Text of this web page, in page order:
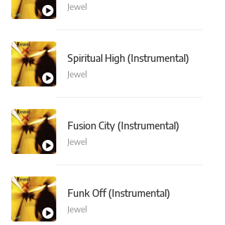
Jewel
Spiritual High (Instrumental)
Jewel
Fusion City (Instrumental)
Jewel
Funk Off (Instrumental)
Jewel